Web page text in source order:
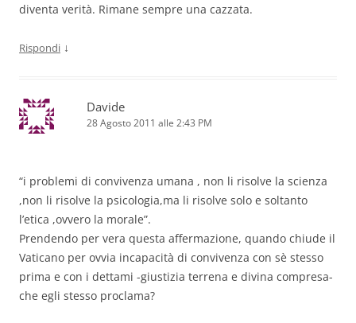
diventa verità. Rimane sempre una cazzata.
Rispondi ↓
Davide
28 Agosto 2011 alle 2:43 PM
“i problemi di convivenza umana , non li risolve la scienza
,non li risolve la psicologia,ma li risolve solo e soltanto
l’etica ,ovvero la morale”.
Prendendo per vera questa affermazione, quando chiude il
Vaticano per ovvia incapacità di convivenza con sè stesso
prima e con i dettami -giustizia terrena e divina compresa-
che egli stesso proclama?